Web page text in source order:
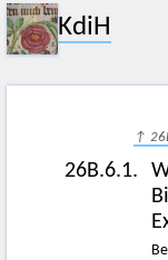
KdiH
↑
26B.6.1.